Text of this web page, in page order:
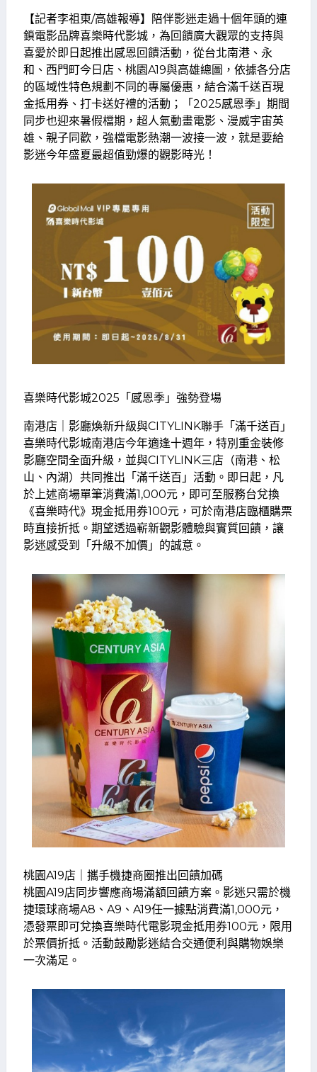
【記者李祖東/高雄報導】陪伴影迷走過十個年頭的連
鎖電影品牌喜樂時代影城，為回饋廣大觀眾的支持與
喜愛於即日起推出感恩回饋活動，從台北南港、永
和、西門町今日店、桃園A19與高雄總圖，依據各分店
的區域性特色規劃不同的專屬優惠，結合滿千送百現
金抵用券、打卡送好禮的活動；「2025感恩季」期間
同步也迎來暑假檔期，超人氣動畫電影、漫威宇宙英
雄、親子同歡，強檔電影熱潮一波接一波，就是要給
影迷今年盛夏最超值勁爆的觀影時光！
喜樂時代影城2025「感恩季」強勢登場
南港店｜影廳煥新升級與CITYLINK聯手「滿千送百」
喜樂時代影城南港店今年適逢十週年，特別重金裝修
影廳空間全面升級，並與CITYLINK三店（南港、松
山、內湖）共同推出「滿千送百」活動。即日起，凡
於上述商場單筆消費滿1,000元，即可至服務台兌換
《喜樂時代》現金抵用券100元，可於南港店臨櫃購票
時直接折抵。期望透過嶄新觀影體驗與實質回饋，讓
影迷感受到「升級不加價」的誠意。
桃園A19店｜攜手機捷商圈推出回饋加碼
桃園A19店同步響應商場滿額回饋方案。影迷只需於機
捷環球商場A8、A9、A19任一據點消費滿1,000元，
憑發票即可兌換喜樂時代電影現金抵用券100元，限用
於票價折抵。活動鼓勵影迷結合交通便利與購物娛樂
一次滿足。